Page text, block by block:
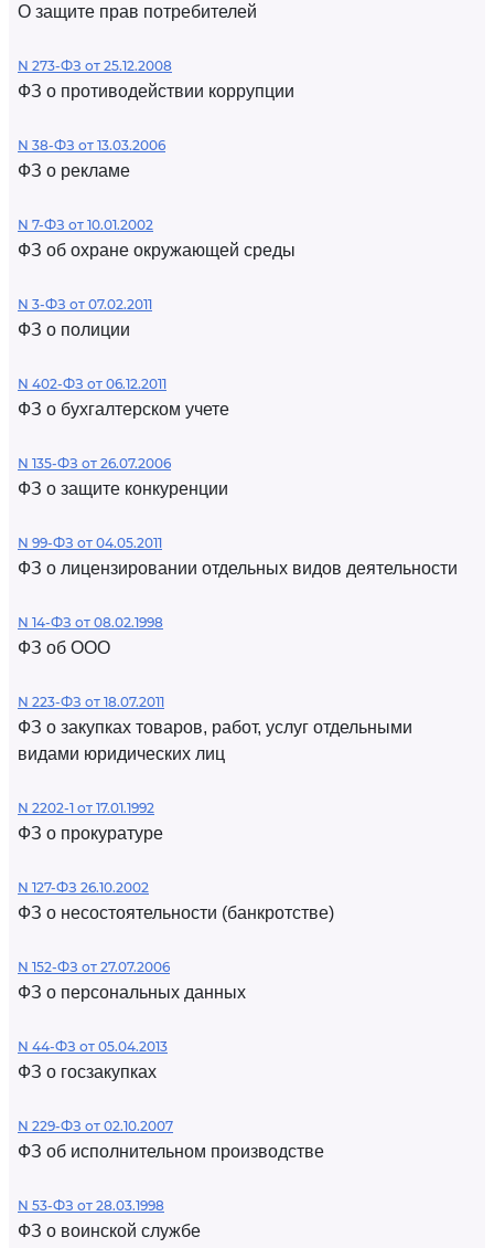
О защите прав потребителей
N 273-ФЗ от 25.12.2008
ФЗ о противодействии коррупции
N 38-ФЗ от 13.03.2006
ФЗ о рекламе
N 7-ФЗ от 10.01.2002
ФЗ об охране окружающей среды
N 3-ФЗ от 07.02.2011
ФЗ о полиции
N 402-ФЗ от 06.12.2011
ФЗ о бухгалтерском учете
N 135-ФЗ от 26.07.2006
ФЗ о защите конкуренции
N 99-ФЗ от 04.05.2011
ФЗ о лицензировании отдельных видов деятельности
N 14-ФЗ от 08.02.1998
ФЗ об ООО
N 223-ФЗ от 18.07.2011
ФЗ о закупках товаров, работ, услуг отдельными
видами юридических лиц
N 2202-1 от 17.01.1992
ФЗ о прокуратуре
N 127-ФЗ 26.10.2002
ФЗ о несостоятельности (банкротстве)
N 152-ФЗ от 27.07.2006
ФЗ о персональных данных
N 44-ФЗ от 05.04.2013
ФЗ о госзакупках
N 229-ФЗ от 02.10.2007
ФЗ об исполнительном производстве
N 53-ФЗ от 28.03.1998
ФЗ о воинской службе